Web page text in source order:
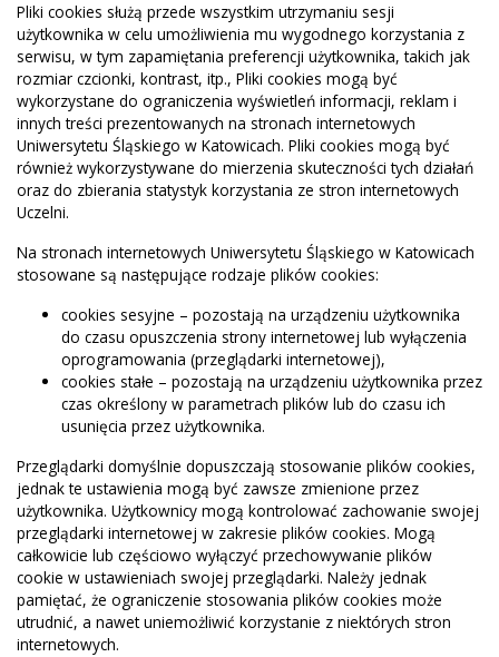
Pliki cookies służą przede wszystkim utrzymaniu sesji
użytkownika w celu umożliwienia mu wygodnego korzystania z
serwisu, w tym zapamiętania preferencji użytkownika, takich jak
rozmiar czcionki, kontrast, itp., Pliki cookies mogą być
wykorzystane do ograniczenia wyświetleń informacji, reklam i
innych treści prezentowanych na stronach internetowych
Uniwersytetu Śląskiego w Katowicach. Pliki cookies mogą być
również wykorzystywane do mierzenia skuteczności tych działań
oraz do zbierania statystyk korzystania ze stron internetowych
Uczelni.
Na stronach internetowych Uniwersytetu Śląskiego w Katowicach
stosowane są następujące rodzaje plików cookies:
cookies sesyjne – pozostają na urządzeniu użytkownika
do czasu opuszczenia strony internetowej lub wyłączenia
oprogramowania (przeglądarki internetowej),
cookies stałe – pozostają na urządzeniu użytkownika przez
czas określony w parametrach plików lub do czasu ich
usunięcia przez użytkownika.
Przeglądarki domyślnie dopuszczają stosowanie plików cookies,
jednak te ustawienia mogą być zawsze zmienione przez
użytkownika. Użytkownicy mogą kontrolować zachowanie swojej
przeglądarki internetowej w zakresie plików cookies. Mogą
całkowicie lub częściowo wyłączyć przechowywanie plików
cookie w ustawieniach swojej przeglądarki. Należy jednak
pamiętać, że ograniczenie stosowania plików cookies może
utrudnić, a nawet uniemożliwić korzystanie z niektórych stron
internetowych.